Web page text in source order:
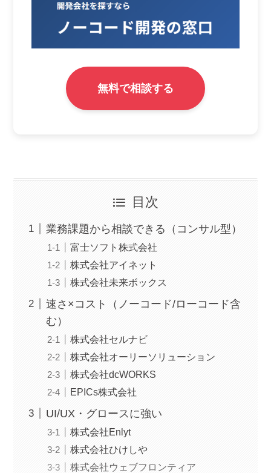
無料で相談する
目次
業務課題から相談できる（コンサル型）
富士ソフト株式会社
株式会社アイネット
株式会社未来ボックス
速さ×コスト（ノーコード/ローコード含
む）
株式会社セルナビ
株式会社オーリーソリューション
株式会社dcWORKS
EPICs株式会社
UI/UX・グロースに強い
株式会社Enlyt
株式会社ひけしや
株式会社ウェブフロンティア